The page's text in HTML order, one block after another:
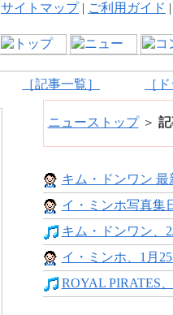
サイトマップ| ご利用ガイド |
［記事一覧］ ［
ニューストップ＞
キム・ドンワン 最
イ・ミンホ写真集
キム・ドンワン、
イ・ミンホ、1月
ROYAL PIRATES